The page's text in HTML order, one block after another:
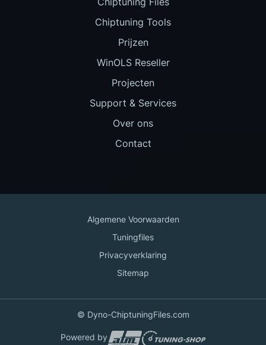
Chiptuning Tools
Prijzen
WinOLS Reseller
Projecten
Support & Services
Over ons
Contact
Algemene Voorwaarden
Tuningfiles
Privacyverklaring
Sitemap
© Dyno-ChiptuningFiles.com
Powered by